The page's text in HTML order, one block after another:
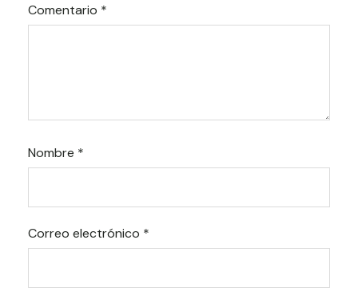
Comentario *
Nombre *
Correo electrónico *